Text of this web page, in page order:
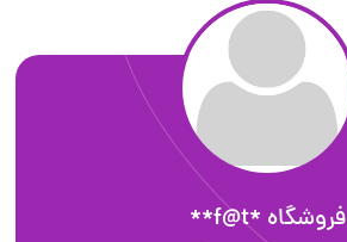
فروشگاه *f@t**